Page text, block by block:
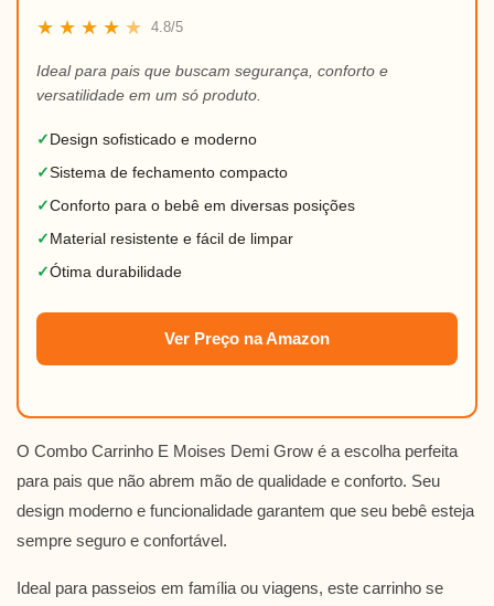
★ ★ ★ ★ ★ 4.8/5
Ideal para pais que buscam segurança, conforto e
versatilidade em um só produto.
✓ Design sofisticado e moderno
✓Sistema de fechamento compacto
✓Conforto para o bebê em diversas posições
✓ Material resistente e fácil de limpar
✓Ótima durabilidade
Ver Preço na Amazon
O Combo Carrinho E Moises Demi Grow é a escolha perfeita
para pais que não abrem mão de qualidade e conforto. Seu
design moderno e funcionalidade garantem que seu bebê esteja
sempre seguro e confortável.
Ideal para passeios em família ou viagens, este carrinho se